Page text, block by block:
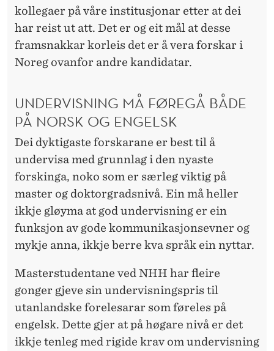
kollegaer på våre institusjonar etter at dei
har reist ut att. Det er og eit mål at desse
framsnakkar korleis det er å vera forskar i
Noreg ovanfor andre kandidatar.
UNDERVISNING MÅ FØREGÅ BÅDE
PÅ NORSK OG ENGELSK
Dei dyktigaste forskarane er best til å
undervisa med grunnlag i den nyaste
forskinga, noko som er særleg viktig på
master og doktorgradsnivå. Ein må heller
ikkje gløyma at god undervisning er ein
funksjon av gode kommunikasjonsevner og
mykje anna, ikkje berre kva språk ein nyttar.
Masterstudentane ved NHH har fleire
gonger gjeve sin undervisningspris til
utanlandske forelesarar som føreles på
engelsk. Dette gjer at på høgare nivå er det
ikkje tenleg med rigide krav om undervisning